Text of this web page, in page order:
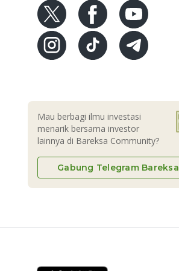
Mau berbagi ilmu investasi
menarik bersama investor
lainnya di Bareksa Community?
Gabung Telegram Bareksa